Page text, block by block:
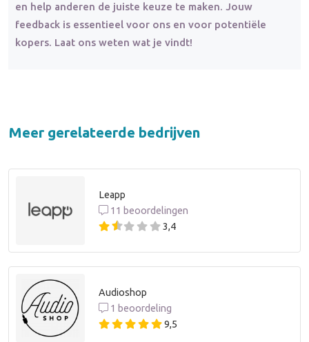
en help anderen de juiste keuze te maken. Jouw
feedback is essentieel voor ons en voor potentiële
kopers. Laat ons weten wat je vindt!
Meer gerelateerde bedrijven
Leapp
11 beoordelingen
3,4
Audioshop
1 beoordeling
9,5